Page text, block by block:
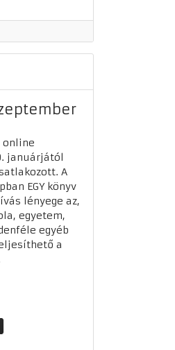
online
januárjától
A
EGY könyv
lényege az,
egyetem,
egyéb
a